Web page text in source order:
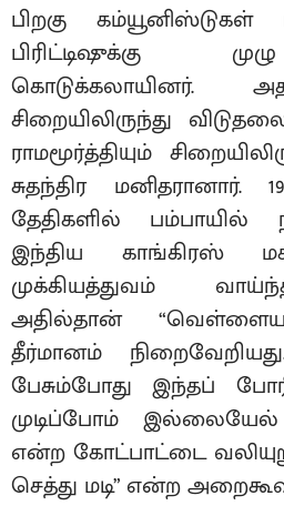
பிறகு
பிரிட்டிஷுக்கு
கொடுக்கலாயினர்.
சிறையிலிருந்து
ராமமூர்த்தியும்
சுதந்திர
தேதிகளில்
இந்திய காங்கிரஸ்
முக்கியத்துவம்
அதில்தான்
தீர்மானம்
பேசும்போது இந்தப்
முடிப்போம்
என்ற கோட்பாட்டை
செத்து மடி” என்ற